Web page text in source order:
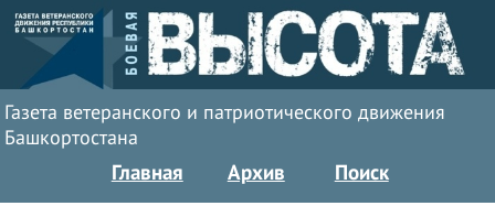
Газета ветеранского и патриотического движения
Башкортостана
Главная Архив Поиск